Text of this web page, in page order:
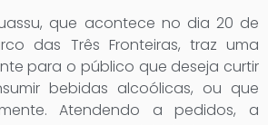
que acontece no dia 20 de
das Três Fronteiras, traz uma
para o público que deseja curtir
bebidas alcoólicas, ou que
Atendendo a pedidos, a